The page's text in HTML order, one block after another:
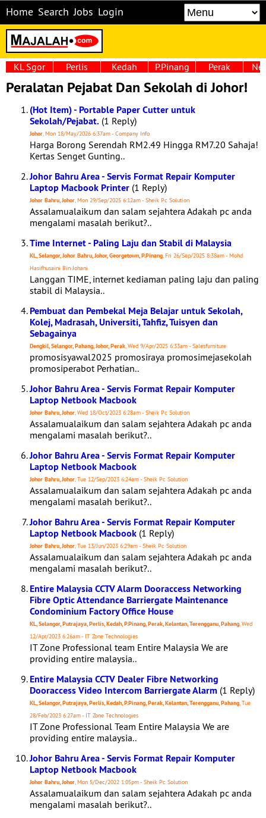
Home Search Jobs Login
KL Sgor Perlis Kedah P.Pinang Perak
Peralatan Pejabat Dan Sekolah di Johor!
(Hot Item) - Portable Paper Cutter untuk
Sekolah/Pejabat. (1 Reply)
Johor, Mon 18/May/2026 6:37am - Company Info
Harga Borong Serendah RM2.49 Hingga RM7.20 Sahaja!
Kertas Senget Gunting..
Johor Bahru Area - Servis Format Repair Komputer
Laptop Macbook Printer (1 Reply)
Johor Bahru, Johor, Mon 29/Sep/2025 6:12am - Sheik Pc Solution
Assalamualaikum dan salam sejahtera Adakah pc anda
mengalami masalah berikut?..
Time Internet - Paling Laju dan Stabil di Malaysia
KL, Selangor, Johor Bahru, Johor, Georgetown, P.Pinang, Fri 26/Sep/2025 8:38am - Mohd
Hasifhusaini Bin Johani
Langgan TIME, internet kediaman paling laju dan paling
stabil di Malaysia..
Pembuat dan Pembekal Meja Belajar untuk Sekolah,
Kolej, Madrasah, Universiti, Tahfiz, Tuisyen dan
Sebagainya
Dengkil, Selangor, Pahang, Johor, Perak, Wed 9/Apr/2025 6:33am - Salesfurniture
promosisyawal2025 promosiraya promosimejasekolah
promosiperabot Perhatian..
Johor Bahru Area - Servis Format Repair Komputer
Laptop Netbook Macbook
Johor Bahru, Johor, Wed 18/Oct/2023 6:28am - Sheik Pc Solution
Assalamualaikum dan salam sejahtera Adakah pc anda
mengalami masalah berikut?..
Johor Bahru Area - Servis Format Repair Komputer
Laptop Netbook Macbook
Johor Bahru, Johor, Tue 12/Sep/2023 6:24am - Sheik Pc Solution
Assalamualaikum dan salam sejahtera Adakah pc anda
mengalami masalah berikut?..
Johor Bahru Area - Servis Format Repair Komputer
Laptop Netbook Macbook (1 Reply)
Johor Bahru, Johor, Tue 13/Jun/2023 6:29am - Sheik Pc Solution
Assalamualaikum dan salam sejahtera Adakah pc anda
mengalami masalah berikut?..
Entire Malaysia CCTV Alarm Dooraccess Networking
Fibre Optic Attendance Barriergate Maintenance
Condominium Factory Office House
KL, Selangor, Putrajaya, Perlis, Kedah, P.Pinang, Perak, Kelantan, Terengganu, Pahang, Wed
12/Apr/2023 6:26am - IT Zone Technologies
IT Zone Professional team Entire Malaysia We are
providing entire malaysia..
Entire Malaysia CCTV Dealer Fibre Networking
Dooraccess Video Intercom Barriergate Alarm (1 Reply)
KL, Selangor, Putrajaya, Perlis, Kedah, P.Pinang, Perak, Kelantan, Terengganu, Pahang, Tue
28/Feb/2023 6:27am - IT Zone Technologies
IT Zone Professional Team Entire Malaysia We are
providing entire malaysia..
Johor Bahru Area - Servis Format Repair Komputer
Laptop Netbook Macbook
Johor Bahru, Johor, Mon 5/Dec/2022 1:05pm - Sheik Pc Solution
Assalamualaikum dan salam sejahtera Adakah pc anda
mengalami masalah berikut?..